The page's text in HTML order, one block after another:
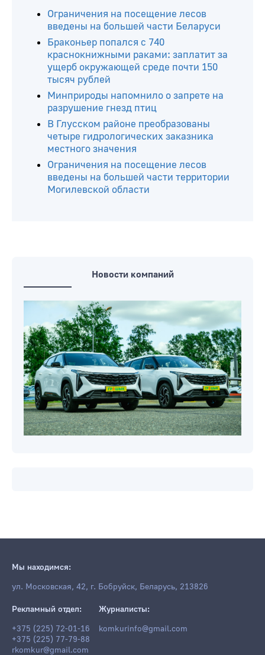
Читайте ещё
Ограничения на посещение лесов
введены на большей части Беларуси
Браконьер попался с 740
краснокнижными раками: заплатит за
ущерб окружающей среде почти 150
тысяч рублей
Минприроды напомнило о запрете на
разрушение гнезд птиц
Могилевской области
Новости компаний
Мы находимся: